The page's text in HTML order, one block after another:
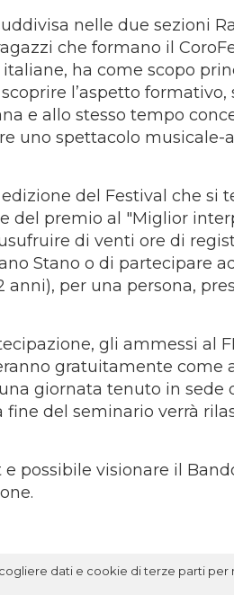
nelle due sezioni
che formano il
ha come scopo
l’aspetto
e allo stesso tempo
uno spettacolo
del Festival che si
del premio al "Miglior
di venti ore di
Stano o di partecipare
per una persona,
gli ammessi al
gratuitamente come
giornata tenuto in sede
fine del seminario verrà
possibile visionare il
dati e cookie di terze parti per